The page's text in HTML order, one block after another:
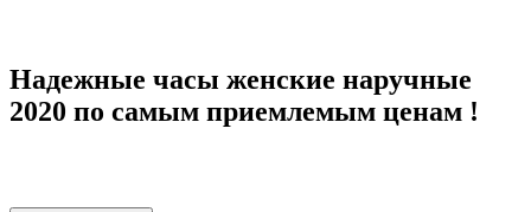
Надежные часы женские наручные
2020 по самым приемлемым ценам !